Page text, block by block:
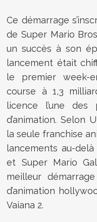
Ce démarrage
de Super Mario
un succès à son
lancement était
le premier week-
course à 1,3
licence l’une
d’animation. Selon
la seule franchise
lancements au-
et Super Mario
meilleur
d’animation
Vaiana 2.